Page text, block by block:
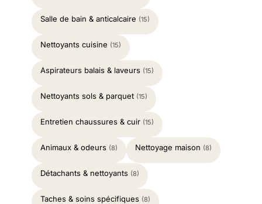
Salle de bain & anticalcaire (15)
Nettoyants cuisine (15)
Aspirateurs balais & laveurs (15)
Nettoyants sols & parquet (15)
Entretien chaussures & cuir (15)
Animaux & odeurs (8) Nettoyage maison (8)
Détachants & nettoyants (8)
Taches & soins spécifiques (8)